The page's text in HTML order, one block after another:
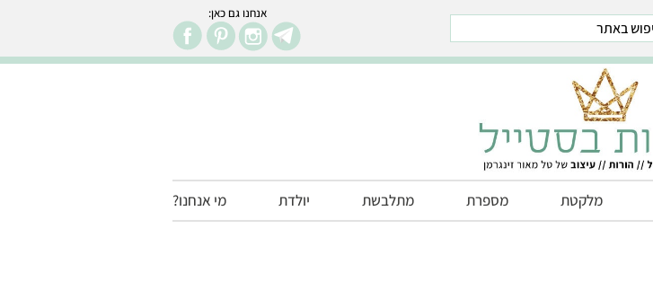
אנחנו גם כאן:
מלקטת מספרת מתלבשת יולדת מי אנחנו?